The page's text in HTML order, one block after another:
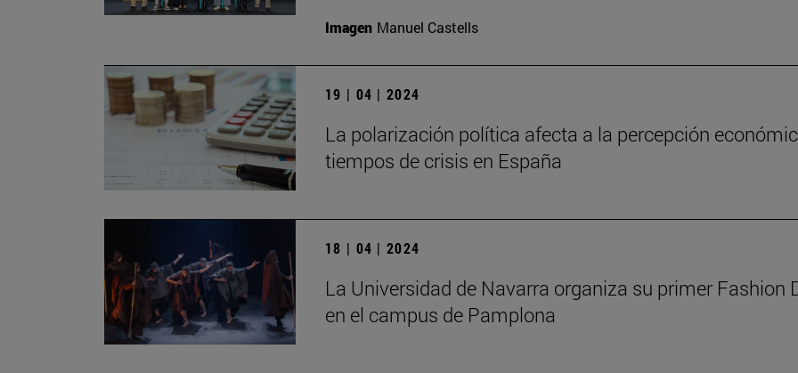
Imagen Manuel Castells
19 | 04 | 2024
La polarización política afecta a la percepción
tiempos de crisis en España
18 | 04 | 2024
La Universidad de Navarra organiza su primer Fashion
en el campus de Pamplona